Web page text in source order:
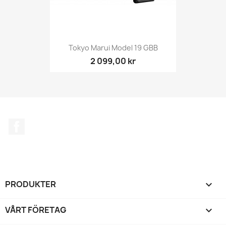
Tokyo Marui Model 19 GBB
2 099,00 kr
PRODUKTER 
VÅRT FÖRETAG 